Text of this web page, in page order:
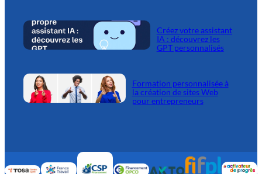
Créez votre assistant
IA : découvrez les
GPT personnalisés
Formation personnalisée à
la création de sites Web
pour entrepreneurs